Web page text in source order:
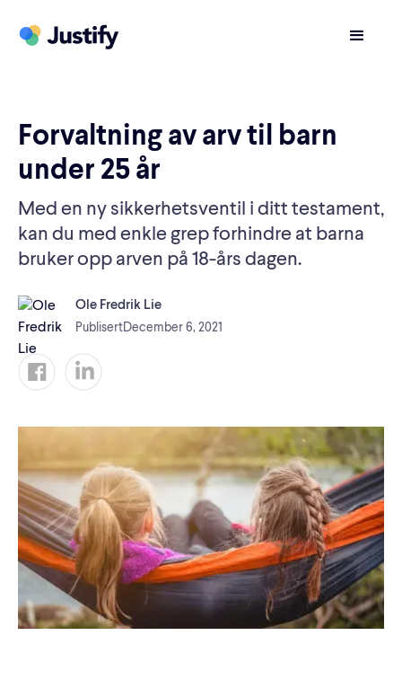
Forvaltning av arv til barn
under 25 år
Med en ny sikkerhetsventil i ditt testament,
kan du med enkle grep forhindre at barna
bruker opp arven på 18-års dagen.
Ole Fredrik Lie
PublisertDecember 6, 2021